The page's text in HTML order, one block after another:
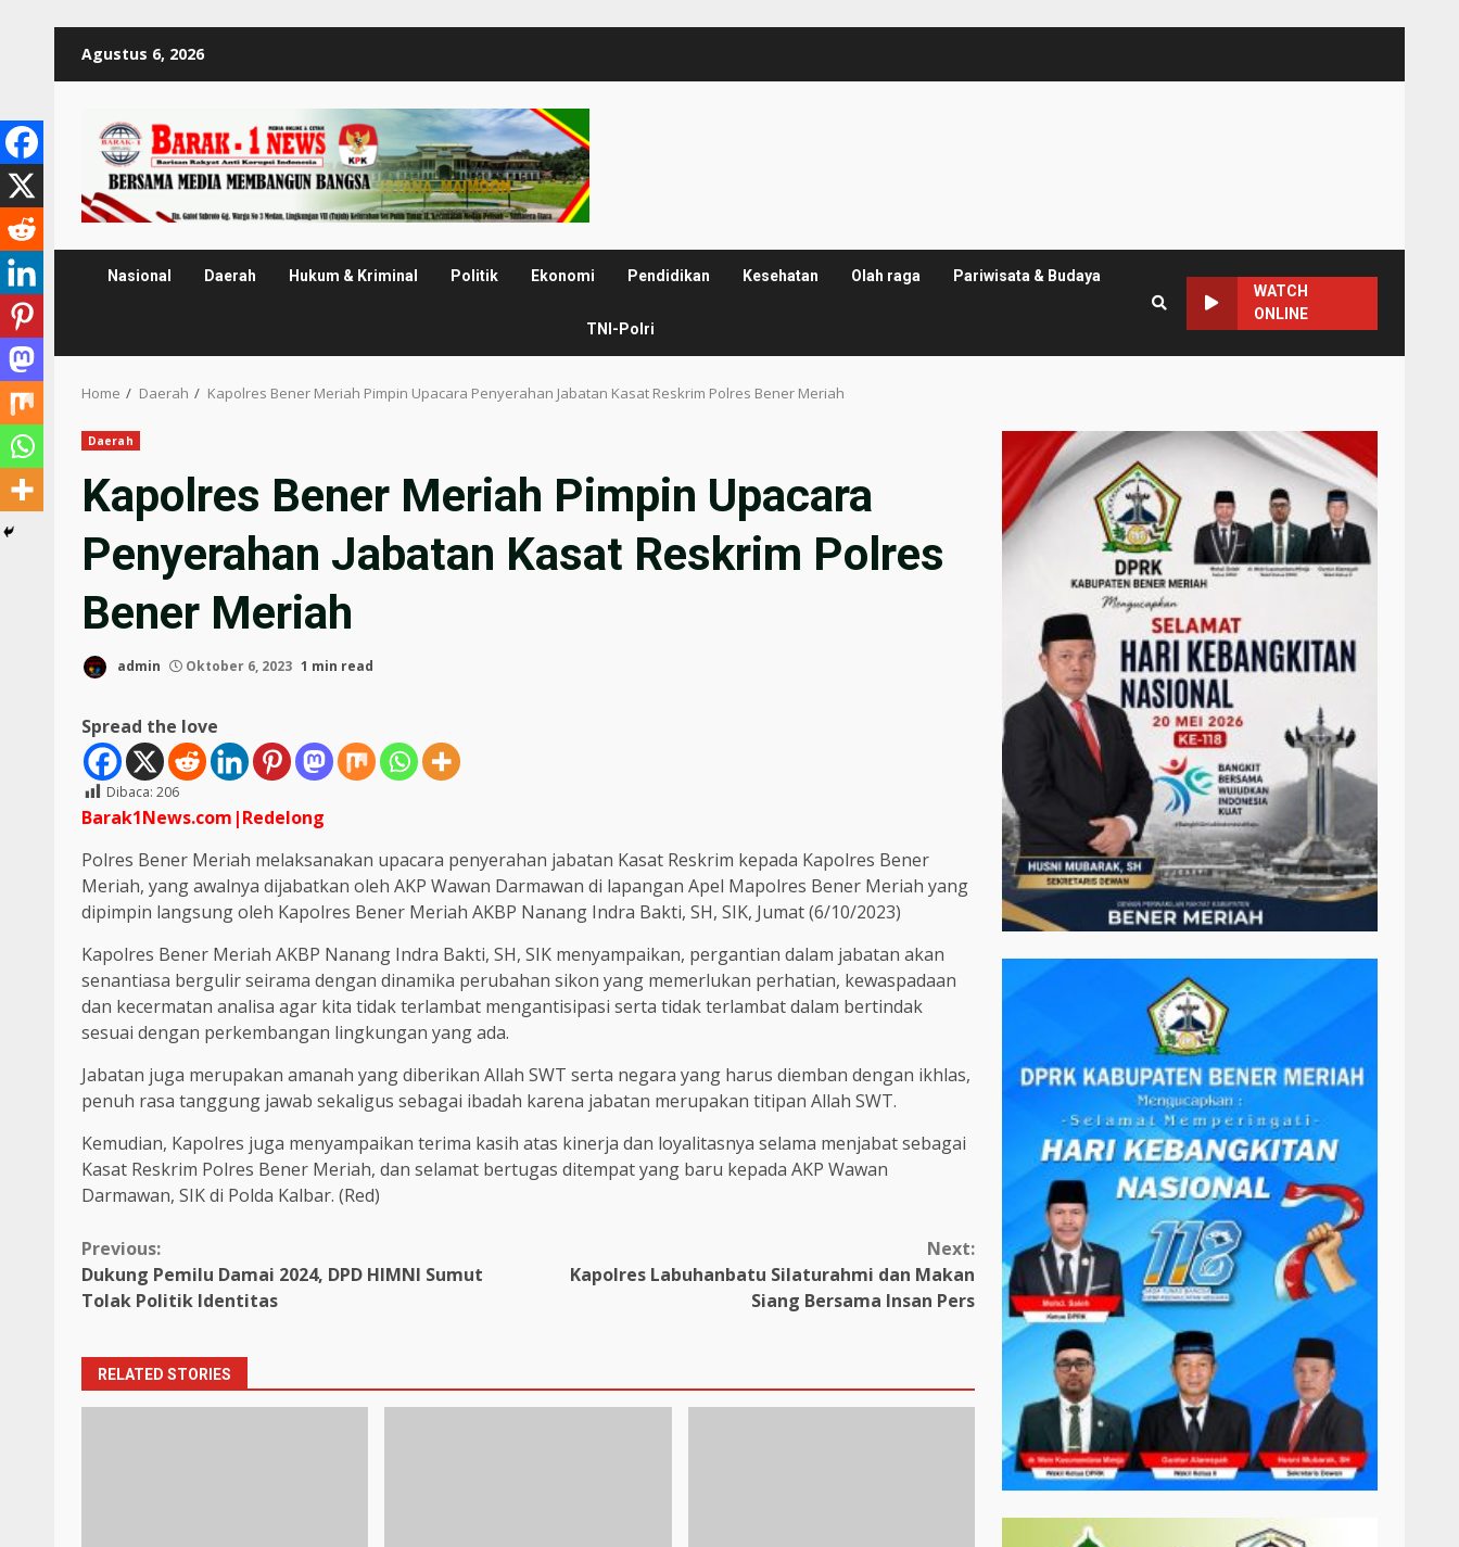
Agustus 6, 2026
Nasional Daerah Hukum & Kriminal Politik Ekonomi Pendidikan Kesehatan Olah raga Pariwisata & Budaya
TNI-Polri
WATCH
ONLINE
Home Daerah Kapolres Bener Meriah Pimpin Upacara Penyerahan Jabatan Kasat Reskrim Polres Bener Meriah
Daerah
Kapolres Bener Meriah Pimpin Upacara
Penyerahan Jabatan Kasat Reskrim Polres
Bener Meriah
admin Oktober 6, 2023 1 min read
Spread the love
Dibaca: 206
Barak1News.com|Redelong
Polres Bener Meriah melaksanakan upacara penyerahan jabatan Kasat Reskrim kepada Kapolres Bener
Meriah, yang awalnya dijabatkan oleh AKP Wawan Darmawan di lapangan Apel Mapolres Bener Meriah yang
dipimpin langsung oleh Kapolres Bener Meriah AKBP Nanang Indra Bakti, SH, SIK, Jumat (6/10/2023)
Kapolres Bener Meriah AKBP Nanang Indra Bakti, SH, SIK menyampaikan, pergantian dalam jabatan akan
senantiasa bergulir seirama dengan dinamika perubahan sikon yang memerlukan perhatian, kewaspadaan
dan kecermatan analisa agar kita tidak terlambat mengantisipasi serta tidak terlambat dalam bertindak
sesuai dengan perkembangan lingkungan yang ada.
Jabatan juga merupakan amanah yang diberikan Allah SWT serta negara yang harus diemban dengan ikhlas,
penuh rasa tanggung jawab sekaligus sebagai ibadah karena jabatan merupakan titipan Allah SWT.
Kemudian, Kapolres juga menyampaikan terima kasih atas kinerja dan loyalitasnya selama menjabat sebagai
Kasat Reskrim Polres Bener Meriah, dan selamat bertugas ditempat yang baru kepada AKP Wawan
Darmawan, SIK di Polda Kalbar. (Red)
Continue
Reading
Previous:
Dukung Pemilu Damai 2024, DPD HIMNI Sumut
Tolak Politik Identitas
Next:
Kapolres Labuhanbatu Silaturahmi dan Makan
Siang Bersama Insan Pers
RELATED STORIES